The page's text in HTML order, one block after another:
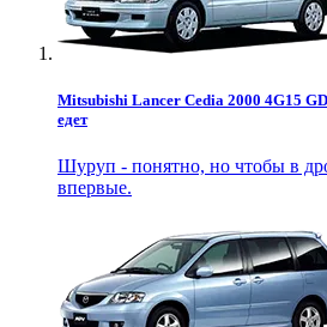
Mitsubishi Lancer Cedia 2000 4G15
едет
Шуруп - понятно, но чтобы в
впервые.